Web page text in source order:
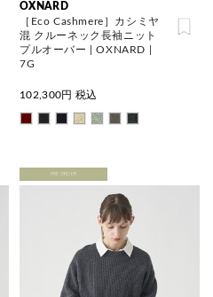
OXNARD
［Eco Cashmere］カシミヤ
混 クルーネック長袖ニット
プルオーバー | OXNARD |
7G
102,300円 税込
PRE ORDER